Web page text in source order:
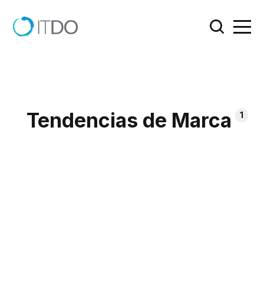
Tendencias de Marca 1